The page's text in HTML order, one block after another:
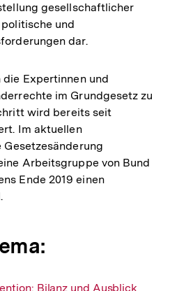
gesellschaftlicher
und
dar.
Expertinnen und
im Grundgesetz zu
wird bereits seit
Im aktuellen
Arbeitsgruppe von Bund
Ende 2019 einen
Bilanz und Ausblick